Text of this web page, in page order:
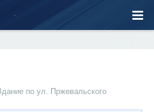
по ул. Пржевальского